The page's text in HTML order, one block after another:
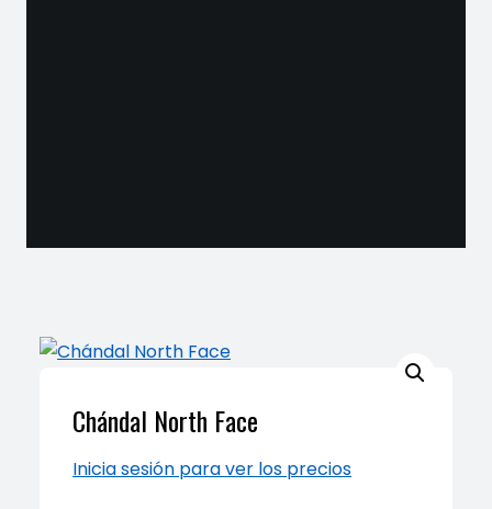
Chándal North Face
Inicia sesión para ver los precios